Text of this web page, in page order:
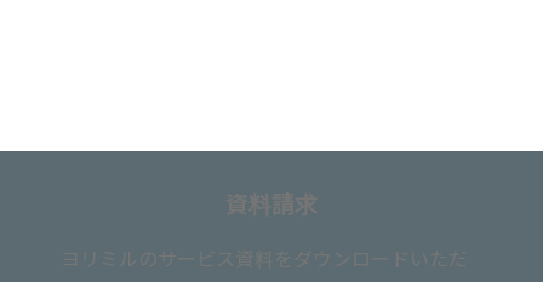
資料請求
ヨリミルのサービス資料をダウンロードいただ